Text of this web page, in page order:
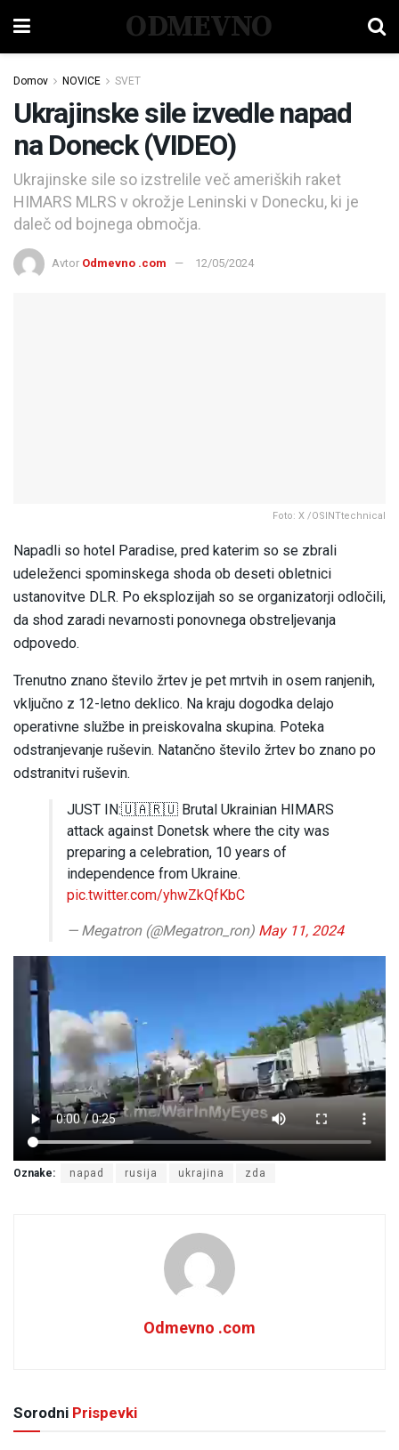
ODMEVNO
Domov NOVICE SVET
Ukrajinske sile izvedle napad
na Doneck (VIDEO)
Ukrajinske sile so izstrelile več ameriških raket
HIMARS MLRS v okrožje Leninski v Donecku, ki je
daleč od bojnega območja.
Avtor Odmevno .com 12/05/2024
Foto: X /OSINTtechnical
Napadli so hotel Paradise, pred katerim so se zbrali
udeleženci spominskega shoda ob deseti obletnici
ustanovitve DLR. Po eksplozijah so se organizatorji odločili,
da shod zaradi nevarnosti ponovnega obstreljevanja
odpovedo.
Trenutno znano število žrtev je pet mrtvih in osem ranjenih,
vključno z 12-letno deklico. Na kraju dogodka delajo
operativne službe in preiskovalna skupina. Poteka
odstranjevanje ruševin. Natančno število žrtev bo znano po
odstranitvi ruševin.
JUST IN:🇺🇦🇷🇺 Brutаl Ukrainian HIMARS
attасk against Donetsk where the city was
preparing a celebration, 10 years of
independence from Ukraine.
pic.twitter.com/yhwZkQfKbC
— Megatron (@Megatron_ron) May 11, 2024
Oznake: napad rusija ukrajina zda
Odmevno .com
Sorodni Prispevki